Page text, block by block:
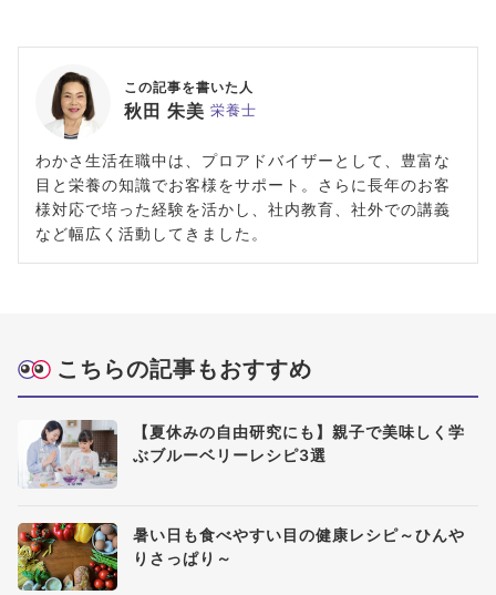
この記事を書いた人
秋田 朱美 栄養士
わかさ生活在職中は、プロアドバイザーとして、豊富な
目と栄養の知識でお客様をサポート。さらに長年のお客
様対応で培った経験を活かし、社内教育、社外での講義
など幅広く活動してきました。
こちらの記事もおすすめ
【夏休みの自由研究にも】親子で美味しく学
ぶブルーベリーレシピ3選
暑い日も食べやすい目の健康レシピ～ひんや
りさっぱり～